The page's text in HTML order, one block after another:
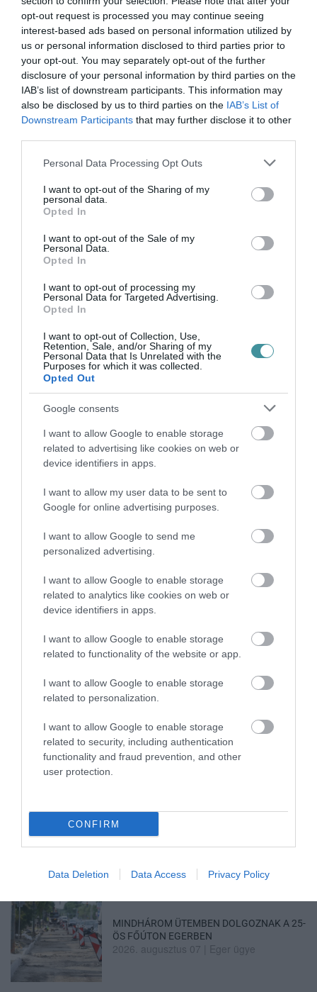
opt-out request is processed you may continue seeing
interest-based ads based on personal information utilized by
us or personal information disclosed to third parties prior to
your opt-out. You may separately opt-out of the further
disclosure of your personal information by third parties on the
IAB’s list of downstream participants. This information may
also be disclosed by us to third parties on the IAB’s List of
Downstream Participants that may further disclose it to other
Please note that this website/app uses one or more Google
not limited to your visit or usage behaviour. You may click to
grant or deny consent to Google and its third-party tags to
use your data for below specified purposes in below Google
consent section.
Personal Data Processing Opt Outs
I want to opt-out of the Sharing of my
personal data.
Opted In
I want to opt-out of the Sale of my
Personal Data.
Opted In
I want to opt-out of processing my
Personal Data for Targeted Advertising.
Opted In
I want to opt-out of Collection, Use,
Retention, Sale, and/or Sharing of my
Personal Data that Is Unrelated with the
Purposes for which it was collected.
Opted Out
Google consents
I want to allow Google to enable storage
related to advertising like cookies on web or
device identifiers in apps.
I want to allow my user data to be sent to
Google for online advertising purposes.
I want to allow Google to send me
personalized advertising.
I want to allow Google to enable storage
related to analytics like cookies on web or
device identifiers in apps.
I want to allow Google to enable storage
related to functionality of the website or app.
I want to allow Google to enable storage
related to personalization.
I want to allow Google to enable storage
related to security, including authentication
functionality and fraud prevention, and other
user protection.
CONFIRM
Data Deletion Data Access Privacy Policy
35 PERCES TANÓRÁK ÉS KEVESEBB HÁZI
FELADAT JÖHET AZ ALSÓ ...
2026. augusztus 08|Mindenki ügye
2026. augusztus 08| Mindenki ügye
ÚJ MAGYAR KÜLÜGYI STRATÉGIA KÉSZÜL,
TATA ELBŰVÖLŐ LÁTVÁNYOSSÁGAI,
AMIKÉRT ÉRDEMES MEGNÉZNI
TÖBB MINT EGY HÓNAP IS LEHET, MIRE
2026. augusztus 07|Mindenki ügye
TANULJ NÉMETÜL OTTHONRÓL: A
DIGITÁLIS TANULÁS ELŐNYEI
2026. augusztus 07
ÚJRAINDULNAK A KORÁBBAN
2026. augusztus 07|Eger ügye
TÍZ ÉVE NEM VOLT ILYEN ALACSONY AZ
INFLÁCIÓ MAGYARORSZÁGON
2026. augusztus 07
MINDHÁROM ÜTEMBEN DOLGOZNAK A 25-
ÖS FŐÚTON EGERBEN
2026. augusztus 07 Eger ügye